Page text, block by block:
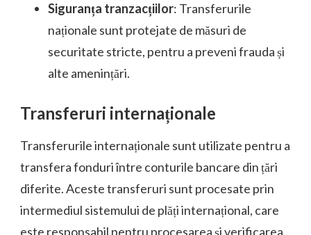
Siguranța tranzacțiilor: Transferurile
naționale sunt protejate de măsuri de
securitate stricte, pentru a preveni frauda și
alte amenințări.
Transferuri internaționale
Transferurile internaționale sunt utilizate pentru a
transfera fonduri între conturile bancare din țări
diferite. Aceste transferuri sunt procesate prin
intermediul sistemului de plăți internațional, care
este responsabil pentru procesarea și verificarea